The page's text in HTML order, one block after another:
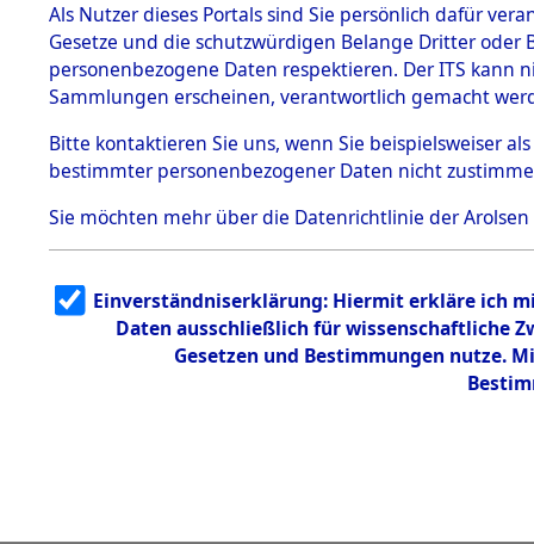
Effekten
1.2.9.1
Effekten aus
dem KZ
Dachau
1.2.9.2
Effekten aus
dem KZ
Bayerisches
Dokument
e
Als Nutzer dieses Portals sind Sie persönlich dafür
Gesetze und die schutzwürdigen Belange Dritter
personenbezogene Daten respektieren. Der ITS
Sammlungen erscheinen, verantwortlich gemacht
Bitte kontaktieren Sie uns, wenn Sie beispielsweiser
bestimmter personenbezogener Daten nicht
Sie möchten mehr über die Datenrichtlinie der Arolsen
Einverständniserklärung: Hiermit erkläre ich
Daten ausschließlich für wissenschaftliche
Gesetzen und Bestimmungen nutze.